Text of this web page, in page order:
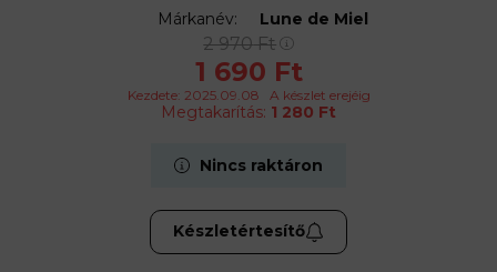
italoknak, a lágy joghurtnak vagy az egyedi
desszerteknek.
Textúra: folyékony méz
Íz: enyhe
Kiszerelés: üvegben
Márkanév: Lune de Miel
2 970Ft
1 690 Ft
Kezdete: 2025.09.08 A készlet erejéig
Megtakarítás 1 280 Ft
Nincs raktáron
Készletértesítő